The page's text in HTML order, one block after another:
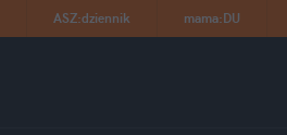
ASZ:dziennik mama:DU